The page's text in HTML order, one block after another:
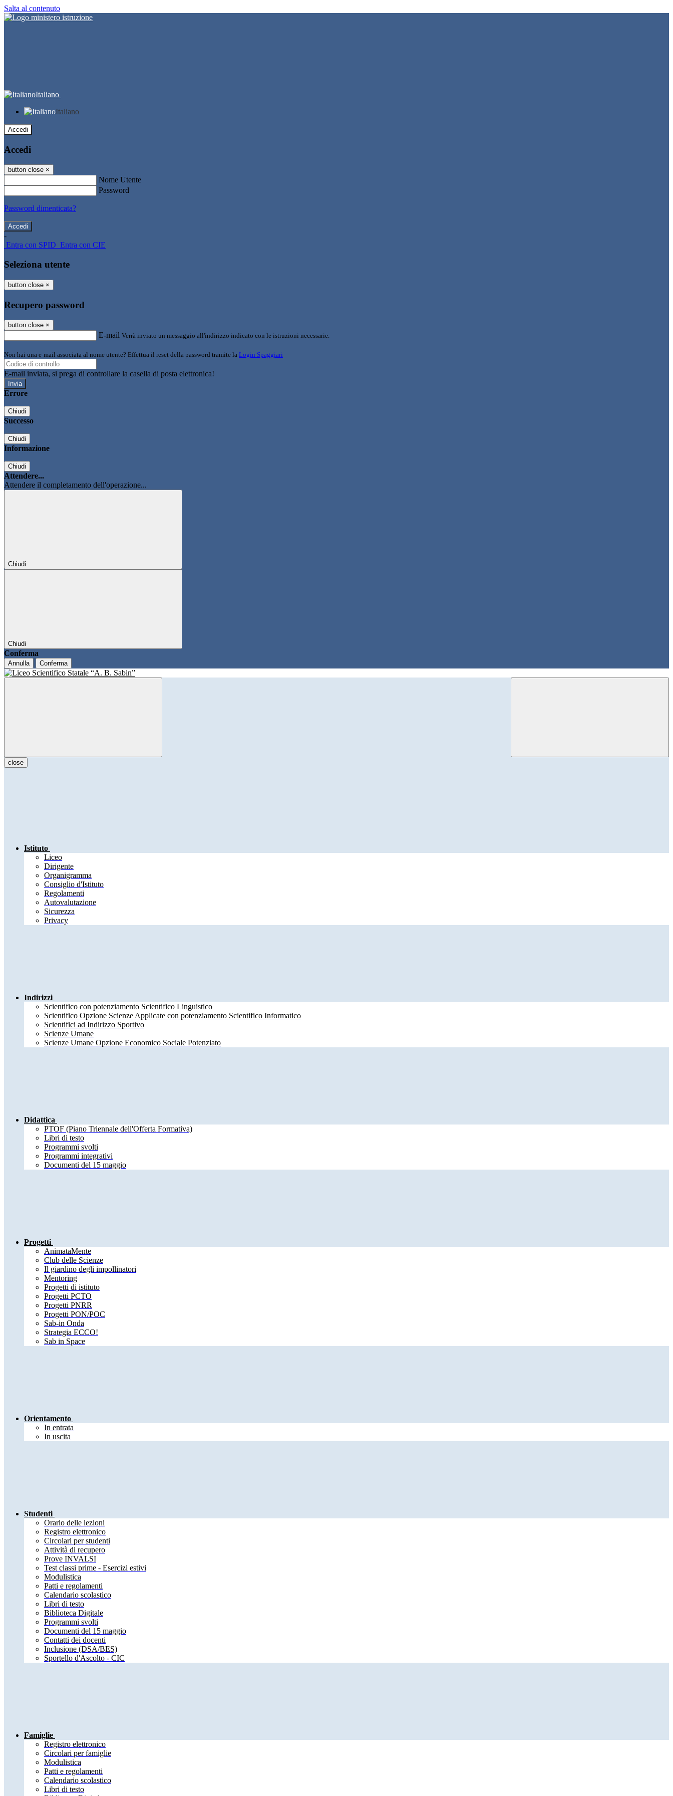
Salta al contenuto
Italiano
Italiano
Accedi
Accedi
button close ×
Nome Utente
Password
Password dimenticata?
-
Entra con SPID Entra con CIE
Seleziona utente
button close ×
Recupero password
button close ×
E-mail Verrà inviato un messaggio all'indirizzo indicato con le istruzioni necessarie.
Non hai una e-mail associata al nome utente? Effettua il reset della password tramite la Login Spaggiari
E-mail inviata, si prega di controllare la casella di posta elettronica!
Errore
Chiudi
Successo
Chiudi
Informazione
Chiudi
Attendere...
Attendere il completamento dell'operazione...
Chiudi
Chiudi
Conferma
Annulla Conferma
close
Istituto
Liceo
Dirigente
Organigramma
Consiglio d'Istituto
Regolamenti
Autovalutazione
Sicurezza
Privacy
Indirizzi
Scientifico con potenziamento Scientifico Linguistico
Scientifico Opzione Scienze Applicate con potenziamento Scientifico Informatico
Scientifici ad Indirizzo Sportivo
Scienze Umane
Scienze Umane Opzione Economico Sociale Potenziato
Didattica
PTOF (Piano Triennale dell'Offerta Formativa)
Libri di testo
Programmi svolti
Programmi integrativi
Documenti del 15 maggio
Progetti
AnimataMente
Club delle Scienze
Il giardino degli impollinatori
Mentoring
Progetti di istituto
Progetti PCTO
Progetti PNRR
Progetti PON/POC
Sab-in Onda
Strategia ECCO!
Sab in Space
Orientamento
In entrata
In uscita
Studenti
Orario delle lezioni
Registro elettronico
Circolari per studenti
Attività di recupero
Prove INVALSI
Test classi prime - Esercizi estivi
Modulistica
Patti e regolamenti
Calendario scolastico
Libri di testo
Biblioteca Digitale
Programmi svolti
Documenti del 15 maggio
Contatti dei docenti
Inclusione (DSA/BES)
Sportello d'Ascolto - CIC
Famiglie
Registro elettronico
Circolari per famiglie
Modulistica
Patti e regolamenti
Calendario scolastico
Libri di testo